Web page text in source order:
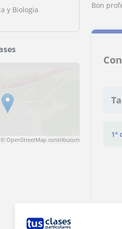
y Biologia
©OpenStreetMap contributors
Bon
1ª